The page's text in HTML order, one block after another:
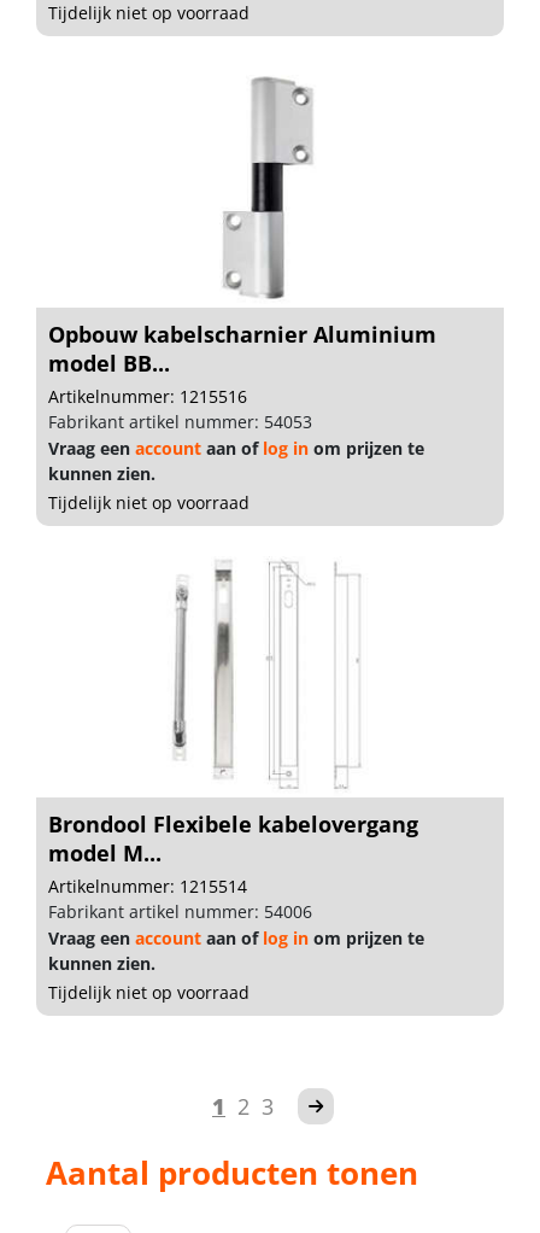
Tijdelijk niet op voorraad
Opbouw kabelscharnier Aluminium
model BB...
Artikelnummer: 1215516
Fabrikant artikel nummer: 54053
Vraag een account aan of log in om prijzen te
kunnen zien.
Tijdelijk niet op voorraad
Brondool Flexibele kabelovergang
model M...
Artikelnummer: 1215514
Fabrikant artikel nummer: 54006
Vraag een account aan of log in om prijzen te
kunnen zien.
Tijdelijk niet op voorraad
1 2 3
Aantal producten tonen